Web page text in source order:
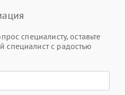
специалисту, оставьте
с радостью